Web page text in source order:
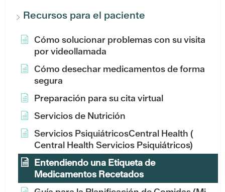
Recursos para el paciente
Cómo solucionar problemas con su visita
por videollamada
Cómo desechar medicamentos de forma
segura
Preparación para su cita virtual
Servicios de Nutrición
Servicios PsiquiátricosCentral Health (
Central Health Servicios Psiquiátricos)
Entendiendo una Etiqueta de
Medicamentos Recetados